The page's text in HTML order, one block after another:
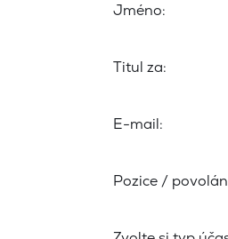
Jméno:
Titul za:
E-mail:
Pozice /